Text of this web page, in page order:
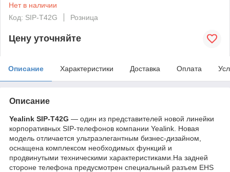
Нет в наличии
Код: SIP-T42G
Розница
Цену уточняйте
Описание Характеристики Доставка Оплата
Описание
Yealink SIP-T42G ― один из представителей новой линейки
корпоративных SIP-телефонов компании Yealink. Новая
модель отличается ультраэлегантным бизнес-дизайном,
оснащена комплексом необходимых функций и
продвинутыми техническими характеристиками.На задней
стороне телефона предусмотрен специальный разъем EHS